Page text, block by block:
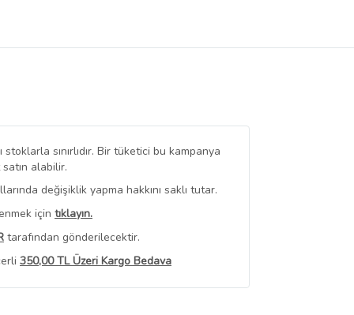
stoklarla sınırlıdır. Bir tüketici bu kampanya
alabilir.
değişiklik yapma hakkını saklı tutar.
için tıklayın.
tarafından gönderilecektir.
350,00 TL Üzeri Kargo Bedava